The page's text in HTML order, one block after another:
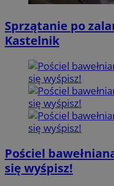
Sprzątanie po
Kastelnik
Pościel
się wyśpisz!